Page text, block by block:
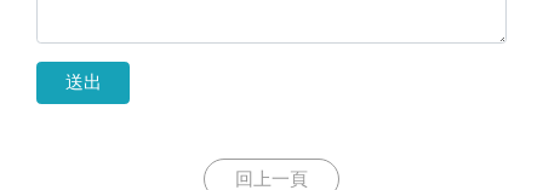
送出
回上一頁